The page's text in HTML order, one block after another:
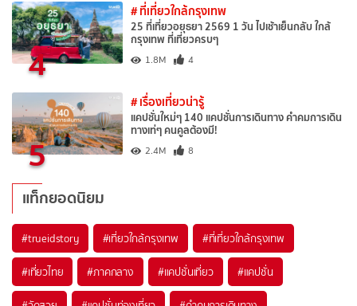
4
# ที่เที่ยวใกล้กรุงเทพ
25 ที่เที่ยวอยุธยา 2569 1 วัน ไปเช้าเย็นกลับ ใกล้
กรุงเทพ ที่เที่ยวครบๆ
1.8M 4
5
# เรื่องเที่ยวน่ารู้
แคปชั่นใหม่ๆ 140 แคปชั่นการเดินทาง คำคมการเดิน
ทางเท่ๆ คนคูลต้องมี!
2.4M 8
แท็กยอดนิยม
#trueidstory #เที่ยวใกล้กรุงเทพ #ที่เที่ยวใกล้กรุงเทพ
#เที่ยวไทย #ภาคกลาง #แคปชั่นเที่ยว #แคปชั่น